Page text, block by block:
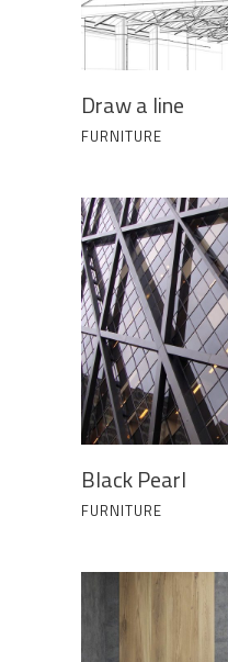
Draw a line
FURNITURE
Black Pearl
FURNITURE